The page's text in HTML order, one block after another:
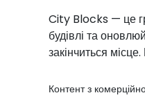
City Blocks — це
будівлі та
закінчиться
Контент з